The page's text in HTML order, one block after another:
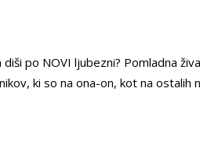
po NOVI ljubezni? Pomladna
ki so na ona-on, kot na ostalih